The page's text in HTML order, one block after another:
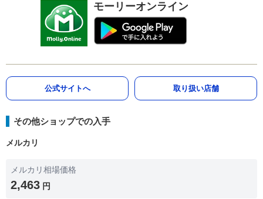
モーリーオンライン
公式サイトへ 取り扱い店舗
その他ショップでの入手
メルカリ
メルカリ相場価格
2,463 円